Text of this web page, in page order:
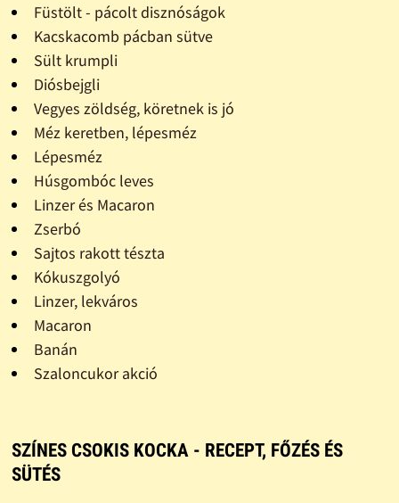
Füstölt - pácolt disznóságok
Kacskacomb pácban sütve
Sült krumpli
Diósbejgli
Vegyes zöldség, köretnek is jó
Méz keretben, lépesméz
Lépesméz
Húsgombóc leves
Linzer és Macaron
Zserbó
Sajtos rakott tészta
Kókuszgolyó
Linzer, lekváros
Macaron
Banán
Szaloncukor akció
SZÍNES CSOKIS KOCKA - RECEPT, FŐZÉS ÉS
SÜTÉS